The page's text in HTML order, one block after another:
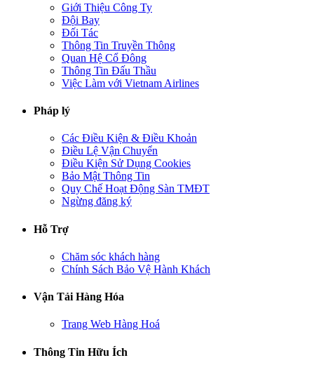
Giới Thiệu Công Ty
Đội Bay
Đối Tác
Thông Tin Truyền Thông
Quan Hệ Cổ Đông
Thông Tin Đấu Thầu
Việc Làm với Vietnam Airlines
Pháp lý
Các Điều Kiện & Điều Khoản
Điều Lệ Vận Chuyển
Điều Kiện Sử Dụng Cookies
Bảo Mật Thông Tin
Quy Chế Hoạt Động Sàn TMĐT
Ngừng đăng ký
Hỗ Trợ
Chăm sóc khách hàng
Chính Sách Bảo Vệ Hành Khách
Vận Tải Hàng Hóa
Trang Web Hàng Hoá
Thông Tin Hữu Ích